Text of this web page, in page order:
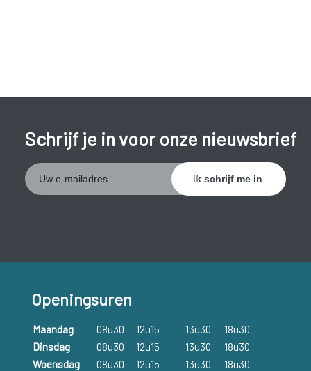
Schrijf je in voor onze nieuwsbrief
Openingsuren
Maandag 08u30 12u15 13u30
18u30
Dinsdag
08u30 12u15 13u30
18u30
Woensdag
08u30 12u15 13u30
18u30